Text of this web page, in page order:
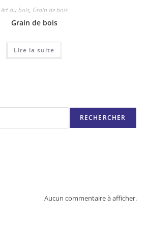
Art du bois, Grain de bois
Grain de bois
Lire la suite
RECHERCHER
Aucun commentaire à afficher.